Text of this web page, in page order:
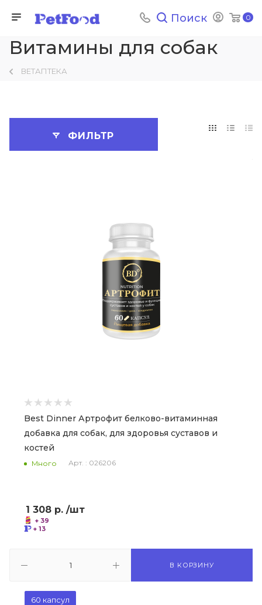
0
Поиск
Витамины для собак
ВЕТАПТЕКА
ФИЛЬТР
Best Dinner Артрофит белково-витаминная
добавка для собак, для здоровья суставов и
костей
Много Арт. : 026206
1 308 р. /шт
+ 39
+ 13
В КОРЗИНУ
60 капсул